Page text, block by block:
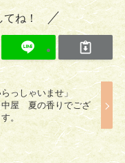
ね！
らっしゃいませ」
屋 夏の香りでござ
。